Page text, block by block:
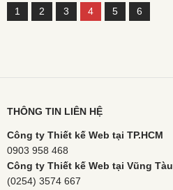
1 2 3 4 5 6
THÔNG TIN LIÊN HỆ
Công ty Thiết kế Web tại TP.HCM
0903 958 468
Công ty Thiết kế Web tại Vũng Tàu
(0254) 3574 667